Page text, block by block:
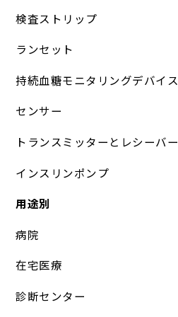
検査ストリップ
ランセット
持続血糖モニタリングデバイス
センサー
トランスミッターとレシーバー
インスリンポンプ
用途別
病院
在宅医療
診断センター